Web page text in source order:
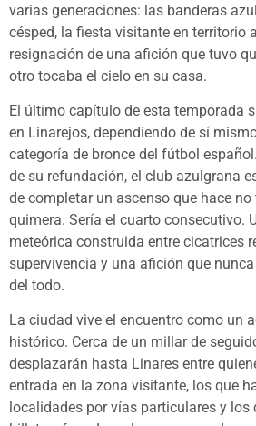
varias generaciones: las banderas
césped, la fiesta visitante en territorio
resignación de una afición que tuvo
otro tocaba el cielo en su casa.
El último capítulo de esta temporada
en Linarejos, dependiendo de sí
categoría de bronce del fútbol
de su refundación, el club azulgrana
de completar un ascenso que hace
quimera. Sería el cuarto consecutivo.
meteórica construida entre cicatrices
supervivencia y una afición que
del todo.
La ciudad vive el encuentro como un
histórico. Cerca de un millar de
desplazarán hasta Linares entre
entrada en la zona visitante, los que
localidades por vías particulares y los